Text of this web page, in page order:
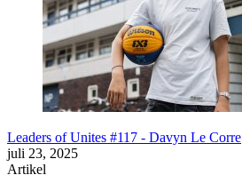
Leaders of Unites #117 - Davyn Le Corre
juli 23, 2025
Artikel